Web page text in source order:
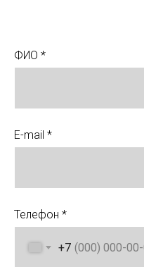
ФИО *
E-mail *
Телефон *
+7